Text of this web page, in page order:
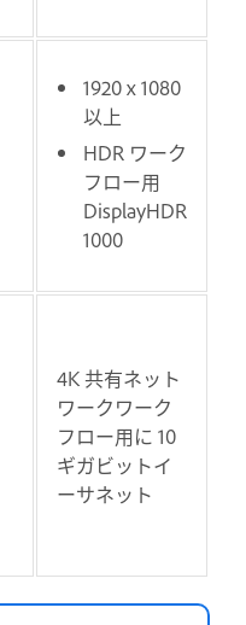
1920 x 1080
以上
HDR ワーク
フロー用
DisplayHDR
1000
4K 共有ネット
ワークワーク
フロー用に 10
ギガビットイ
ーサネット